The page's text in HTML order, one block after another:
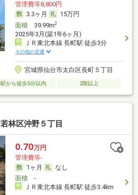
管理費等8,800円
3.3ヶ月
15万円
面積39.99m2
2025年3月(築1年6ヶ月)
ＪＲ東北本線 長町駅 徒歩3分
その他の交通
宮城県仙台市太白区長町５丁目
駅から徒歩5分以内 2階以上
林区沖野５丁目
0.70万円
管理費等-
1ヶ月
なし
面積-
ＪＲ東北本線 長町駅 徒歩3.4km